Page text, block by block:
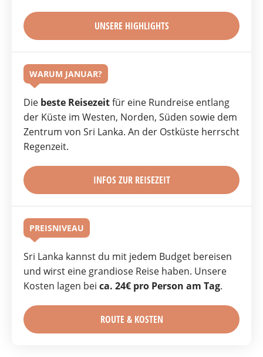
UNSERE HIGHLIGHTS
WARUM JANUAR?
Die beste Reisezeitfür eine Rundreise entlang
der Küste im Westen, Norden, Süden sowie dem
Zentrum von Sri Lanka. An der Ostküste herrscht
Regenzeit.
INFOS ZUR REISEZEIT
PREISNIVEAU
Sri Lanka kannst du mit jedem Budget bereisen
und wirst eine grandiose Reise haben. Unsere
Kosten lagen bei ca. 24€ pro Person am Tag.
ROUTE & KOSTEN